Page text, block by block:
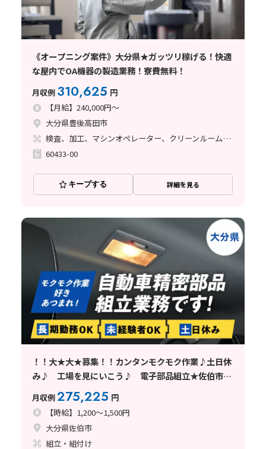
《オープニング案件》大分県★ガッツリ稼げる！快適
な屋内でOA機器の製造業務！寮費無料！
月収例 310,625 円
【月給】240,000円～
大分県豊後高田市
検査、加工、マシンオペレーター、クリーンルーム、清掃・洗浄、立ち作業
60433-00
キープする 詳細を見る
！！大★大★募集！！カンタンモクモク作業♪土日休
み♪ 工場を見にいこう♪ 電子部品組立★佐伯市
月収例275,225 円
【時給】1,200～1,500円
大分県佐伯市
組立・組付け